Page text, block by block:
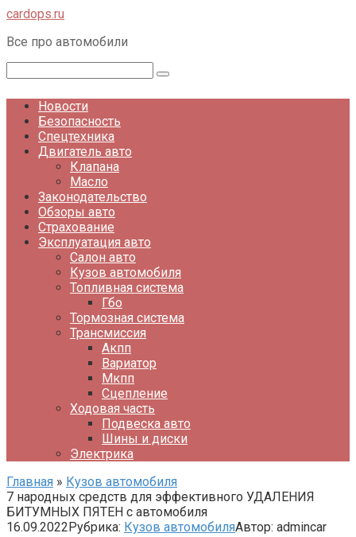
Перейти
контенту
cardops.ru
Все про автомобили
Новости
Безопасность
Спецтехника
Двигатель авто
Клапана
Масло
Законодательство
Обзоры авто
Страхование
Эксплуатация авто
Салон авто
Кузов автомобиля
Топливная система
Гбо
Тормозная система
Трансмиссия
Акпп
Вариатор
Мкпп
Сцепление
Ходовая часть
Подвеска авто
Шины и диски
Электрика
Главная » Кузов автомобиля
7 народных средств для эффективного УДАЛЕНИЯ
БИТУМНЫХ ПЯТЕН с автомобиля
16.09.2022Рубрика: Кузов автомобиляАвтор: admincar